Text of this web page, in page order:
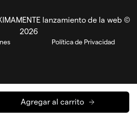
Agregar al carrito
lanzamiento de la web ©
2026
Política de Privacidad